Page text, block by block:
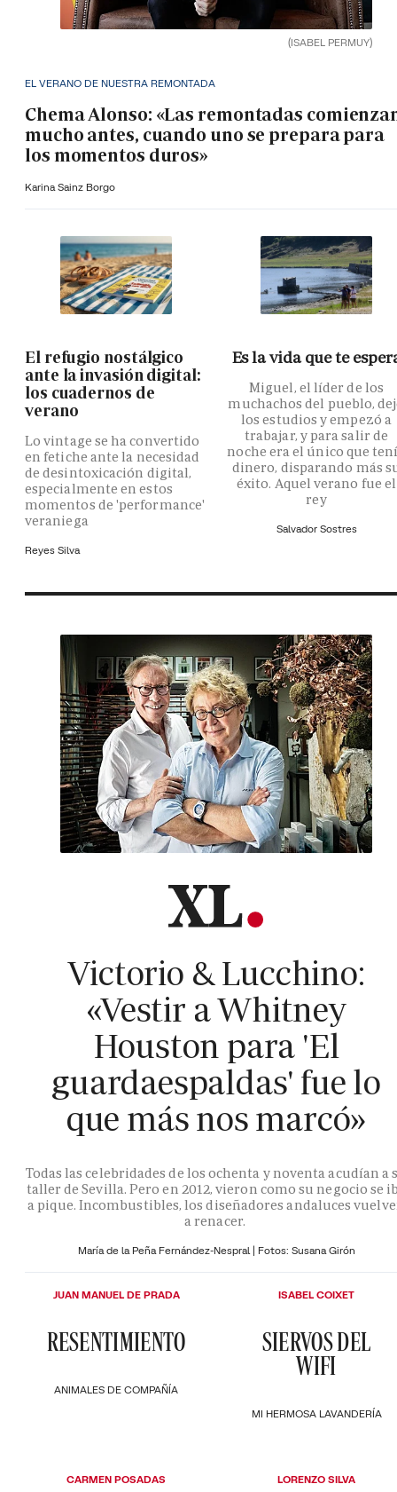
(ISABEL PERMUY)
EL VERANO DE NUESTRA REMONTADA
Chema Alonso: «Las remontadas
mucho antes, cuando uno se prepara para
los momentos duros»
Karina Sainz Borgo
El refugio nostálgico
ante la invasión digital:
los cuadernos de
verano
Lo vintage se ha convertido
en fetiche ante la necesidad
de desintoxicación digital,
especialmente en estos
momentos de 'performance'
veraniega
Reyes Silva
Es la vida que te
Miguel, el líder de los
muchachos del pueblo,
los estudios y empezó a
trabajar, y para salir de
noche era el único que
dinero, disparando más
éxito. Aquel verano fue el
rey
Salvador Sostres
Victorio & Lucchino:
«Vestir a Whitney
Houston para 'El
guardaespaldas' fue lo
que más nos marcó»
Todas las celebridades de los ochenta y noventa acudían a
taller de Sevilla. Pero en 2012, vieron como su negocio se
a pique. Incombustibles, los diseñadores andaluces
a renacer.
María de la Peña Fernández-Nespral | Fotos: Susana Girón
ANIMALES DE COMPAÑÍA
RESENTIMIENTO
JUAN MANUEL DE PRADA
MI HERMOSA LAVANDERÍA
SIERVOS DEL
WIFI
ISABEL COIXET
CARMEN POSADAS LORENZO SILVA